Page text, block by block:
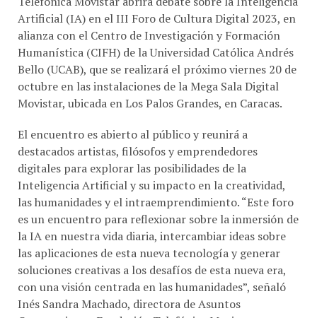
alianza con el Centro de Investigación y Formación
Humanística (CIFH) de la Universidad Católica Andrés
Bello (UCAB), que se realizará el próximo viernes 20 de
octubre en las instalaciones de la Mega Sala Digital
Movistar, ubicada en Los Palos Grandes, en Caracas.
destacados artistas, filósofos y emprendedores
digitales para explorar las posibilidades de la
Inteligencia Artificial y su impacto en la creatividad,
las humanidades y el intraemprendimiento. “Este foro
es un encuentro para reflexionar sobre la inmersión de
la IA en nuestra vida diaria, intercambiar ideas sobre
las aplicaciones de esta nueva tecnología y generar
soluciones creativas a los desafíos de esta nueva era,
con una visión centrada en las humanidades”, señaló
Inés Sandra Machado, directora de Asuntos
Corporativos y Fundación Telefónica Movistar.